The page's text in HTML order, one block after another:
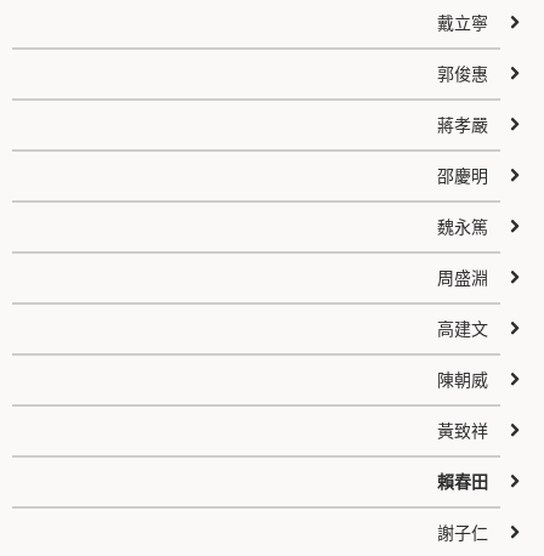
戴立寧
郭俊惠
蔣孝嚴
邵慶明
魏永篤
周盛淵
高建文
陳朝威
黃致祥
賴春田
謝子仁